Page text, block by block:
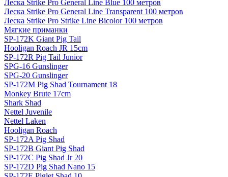
Леска Strike Pro General Line Blue 100 метров
Леска Strike Pro General Line Transparent 100 метров
Леска Strike Pro Strike Line Bicolor 100 метров
Мягкие приманки
SP-172K Giant Pig Tail
Hooligan Roach JR 15cm
SP-172R Pig Tail Junior
SPG-16 Gunslinger
SPG-20 Gunslinger
SP-172M Pig Shad Tournament 18
Monkey Brute 17cm
Shark Shad
Nettel Juvenile
Nettel Laken
Hooligan Roach
SP-172A Pig Shad
SP-172B Giant Pig Shad
SP-172C Pig Shad Jr 20
SP-172D Pig Shad Nano 15